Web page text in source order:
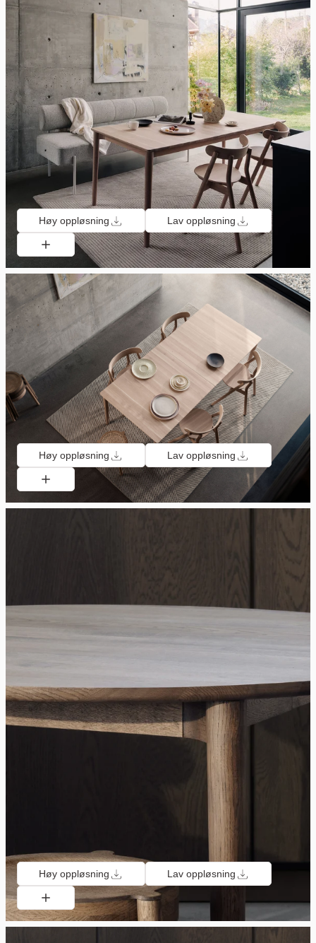
Høy oppløsning Lav oppløsning
Høy oppløsning Lav oppløsning
Høy oppløsning Lav oppløsning